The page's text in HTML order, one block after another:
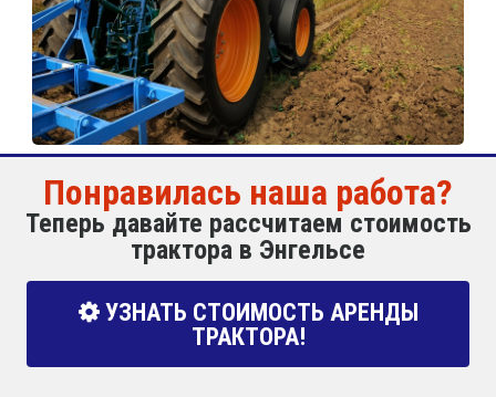
Понравилась наша работа?
Теперь давайте рассчитаем стоимость
трактора в Энгельсе
УЗНАТЬ СТОИМОСТЬ АРЕНДЫ
ТРАКТОРА!